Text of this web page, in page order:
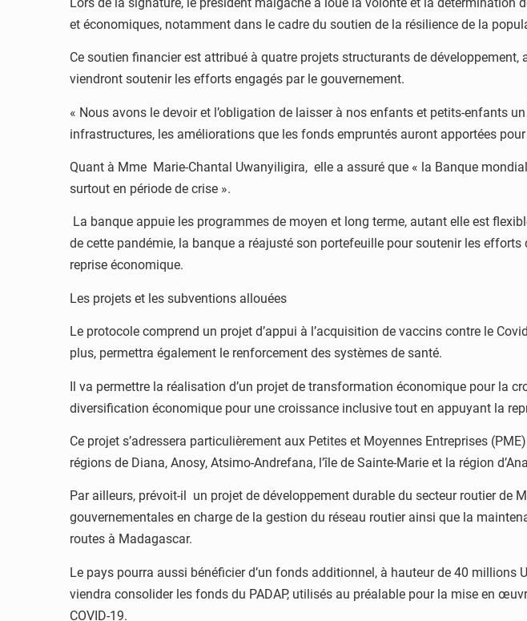
et économiques, notamment dans le cadre du soutien de la résilience de la
Ce soutien financier est attribué à quatre projets structurants de
viendront soutenir les efforts engagés par le gouvernement.
« Nous avons le devoir et l’obligation de laisser à nos enfants et petits-enfants
infrastructures, les améliorations que les fonds empruntés auront apportées
Quant à Mme Marie-Chantal Uwanyiligira, elle a assuré que « la Banque
surtout en période de crise ».
La banque appuie les programmes de moyen et long terme, autant elle est
de cette pandémie, la banque a réajusté son portefeuille pour soutenir les
reprise économique.
Les projets et les subventions allouées
Le protocole comprend un projet d’appui à l’acquisition de vaccins contre le
plus, permettra également le renforcement des systèmes de santé.
Il va permettre la réalisation d’un projet de transformation économique pour la
diversification économique pour une croissance inclusive tout en appuyant la
Ce projet s’adressera particulièrement aux Petites et Moyennes Entreprises
régions de Diana, Anosy, Atsimo-Andrefana, l’île de Sainte-Marie et la région
Par ailleurs, prévoit-il un projet de développement durable du secteur routier
gouvernementales en charge de la gestion du réseau routier ainsi que la
routes à Madagascar.
Le pays pourra aussi bénéficier d’un fonds additionnel, à hauteur de 40 millions
viendra consolider les fonds du PADAP, utilisés au préalable pour la mise en
COVID-19.